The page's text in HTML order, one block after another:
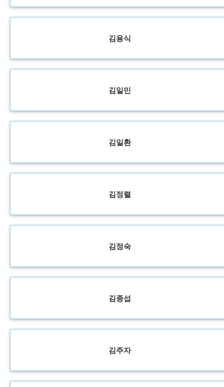
김용식
김일민
김일환
김정렬
김정숙
김종섭
김주자